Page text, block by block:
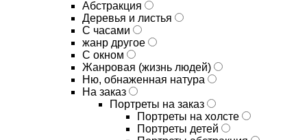
Абстракция
Деревья и листья
С часами
жанр другое
С окном
Жанровая (жизнь людей)
Ню, обнаженная натура
На заказ
Портреты на заказ
Портреты на холсте
Портреты детей